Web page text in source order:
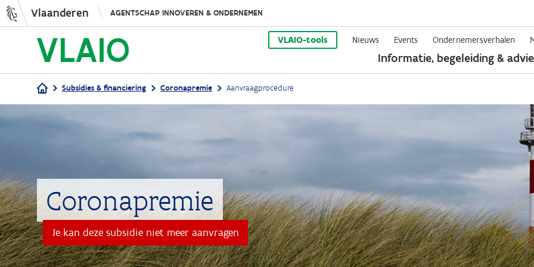
Overslaan
en
naar
de
Vlaanderen AGENTSCHAP INNOVEREN & ONDERNEMEN
VLAIO-tools Nieuws Events Ondernemersverhalen
Informatie, begeleiding &
Kruimelpad
Subsidies & financiering Coronapremie Aanvraagprocedure
Coronapremie
Je kan deze subsidie niet meer aanvragen